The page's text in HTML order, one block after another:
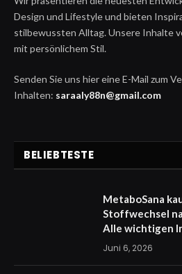
Design und Lifestyle und bieten
stilbewussten Alltag. Unsere Inhalte
mit persönlichem Stil.
Senden Sie uns hier eine E-Mail zum
Inhalten: saraaly88n@gmail.com
BELIEBTESTE
MetaboSana
Stoffwechsel
Alle wichtigen
Juni 6, 2026